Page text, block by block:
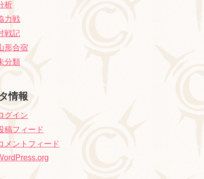
析
力戦
戦記
形合宿
分類
情報
グイン
稿フィード
メントフィード